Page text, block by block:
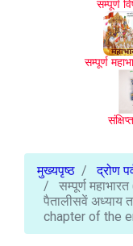
सम्पूर्ण
सम्पूर्ण
मुख्यपृष्ठ
द्रोण
सम्पूर्ण
पैतालीसवें
chapter of the